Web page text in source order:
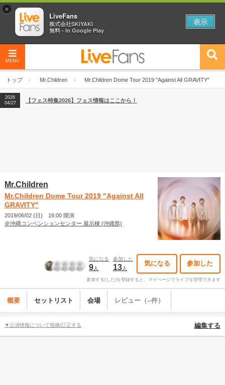
MENU
トップ Mr.Children Mr.Children Dome Tour 2019 "Against All GRAVITY"
2026
04/27
2026
【ライブ動員ランキング】2026年上半期編発表！
2026
04/27
【フェス特集2026】フェス情報はここから！
Mr.Children
Mr.Children Dome Tour 2019 "Against All
GRAVITY"
2019/06/02 (日) 16:00 開演
＠沖縄コンベンションセンター 展示棟 (沖縄県)
気になる
9人
参加した
13人
気になる 参加した
参加する(した)を登録すると、マイページでライブを管理できます
概要 セットリスト 会場 レビュー（--件）
▼公演情報について指摘/訂正する 編集する
×
LiveFans
株式会社SKIYAKI
無料 - In Google Play
表示